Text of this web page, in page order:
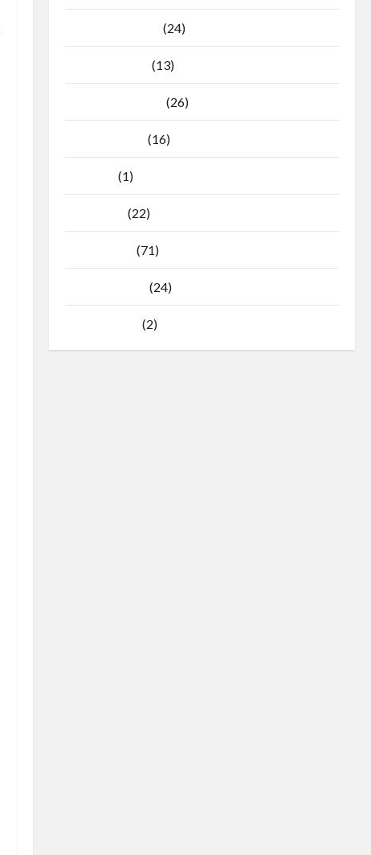
(24)
(13)
(26)
(16)
(1)
(22)
(71)
(24)
(2)